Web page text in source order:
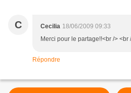
C Cecilia 18/06/2009 09:33
Merci pour le partage!!<br />
Répondre